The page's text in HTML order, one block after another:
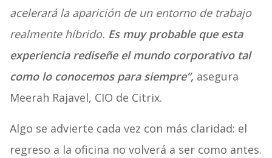
acelerará la aparición de un entorno de trabajo
realmente híbrido. Es muy probable que esta
experiencia rediseñe el mundo corporativo tal
como lo conocemos para siempre”, asegura
Meerah Rajavel, CIO de Citrix.
Algo se advierte cada vez con más claridad: el
regreso a la oficina no volverá a ser como antes.